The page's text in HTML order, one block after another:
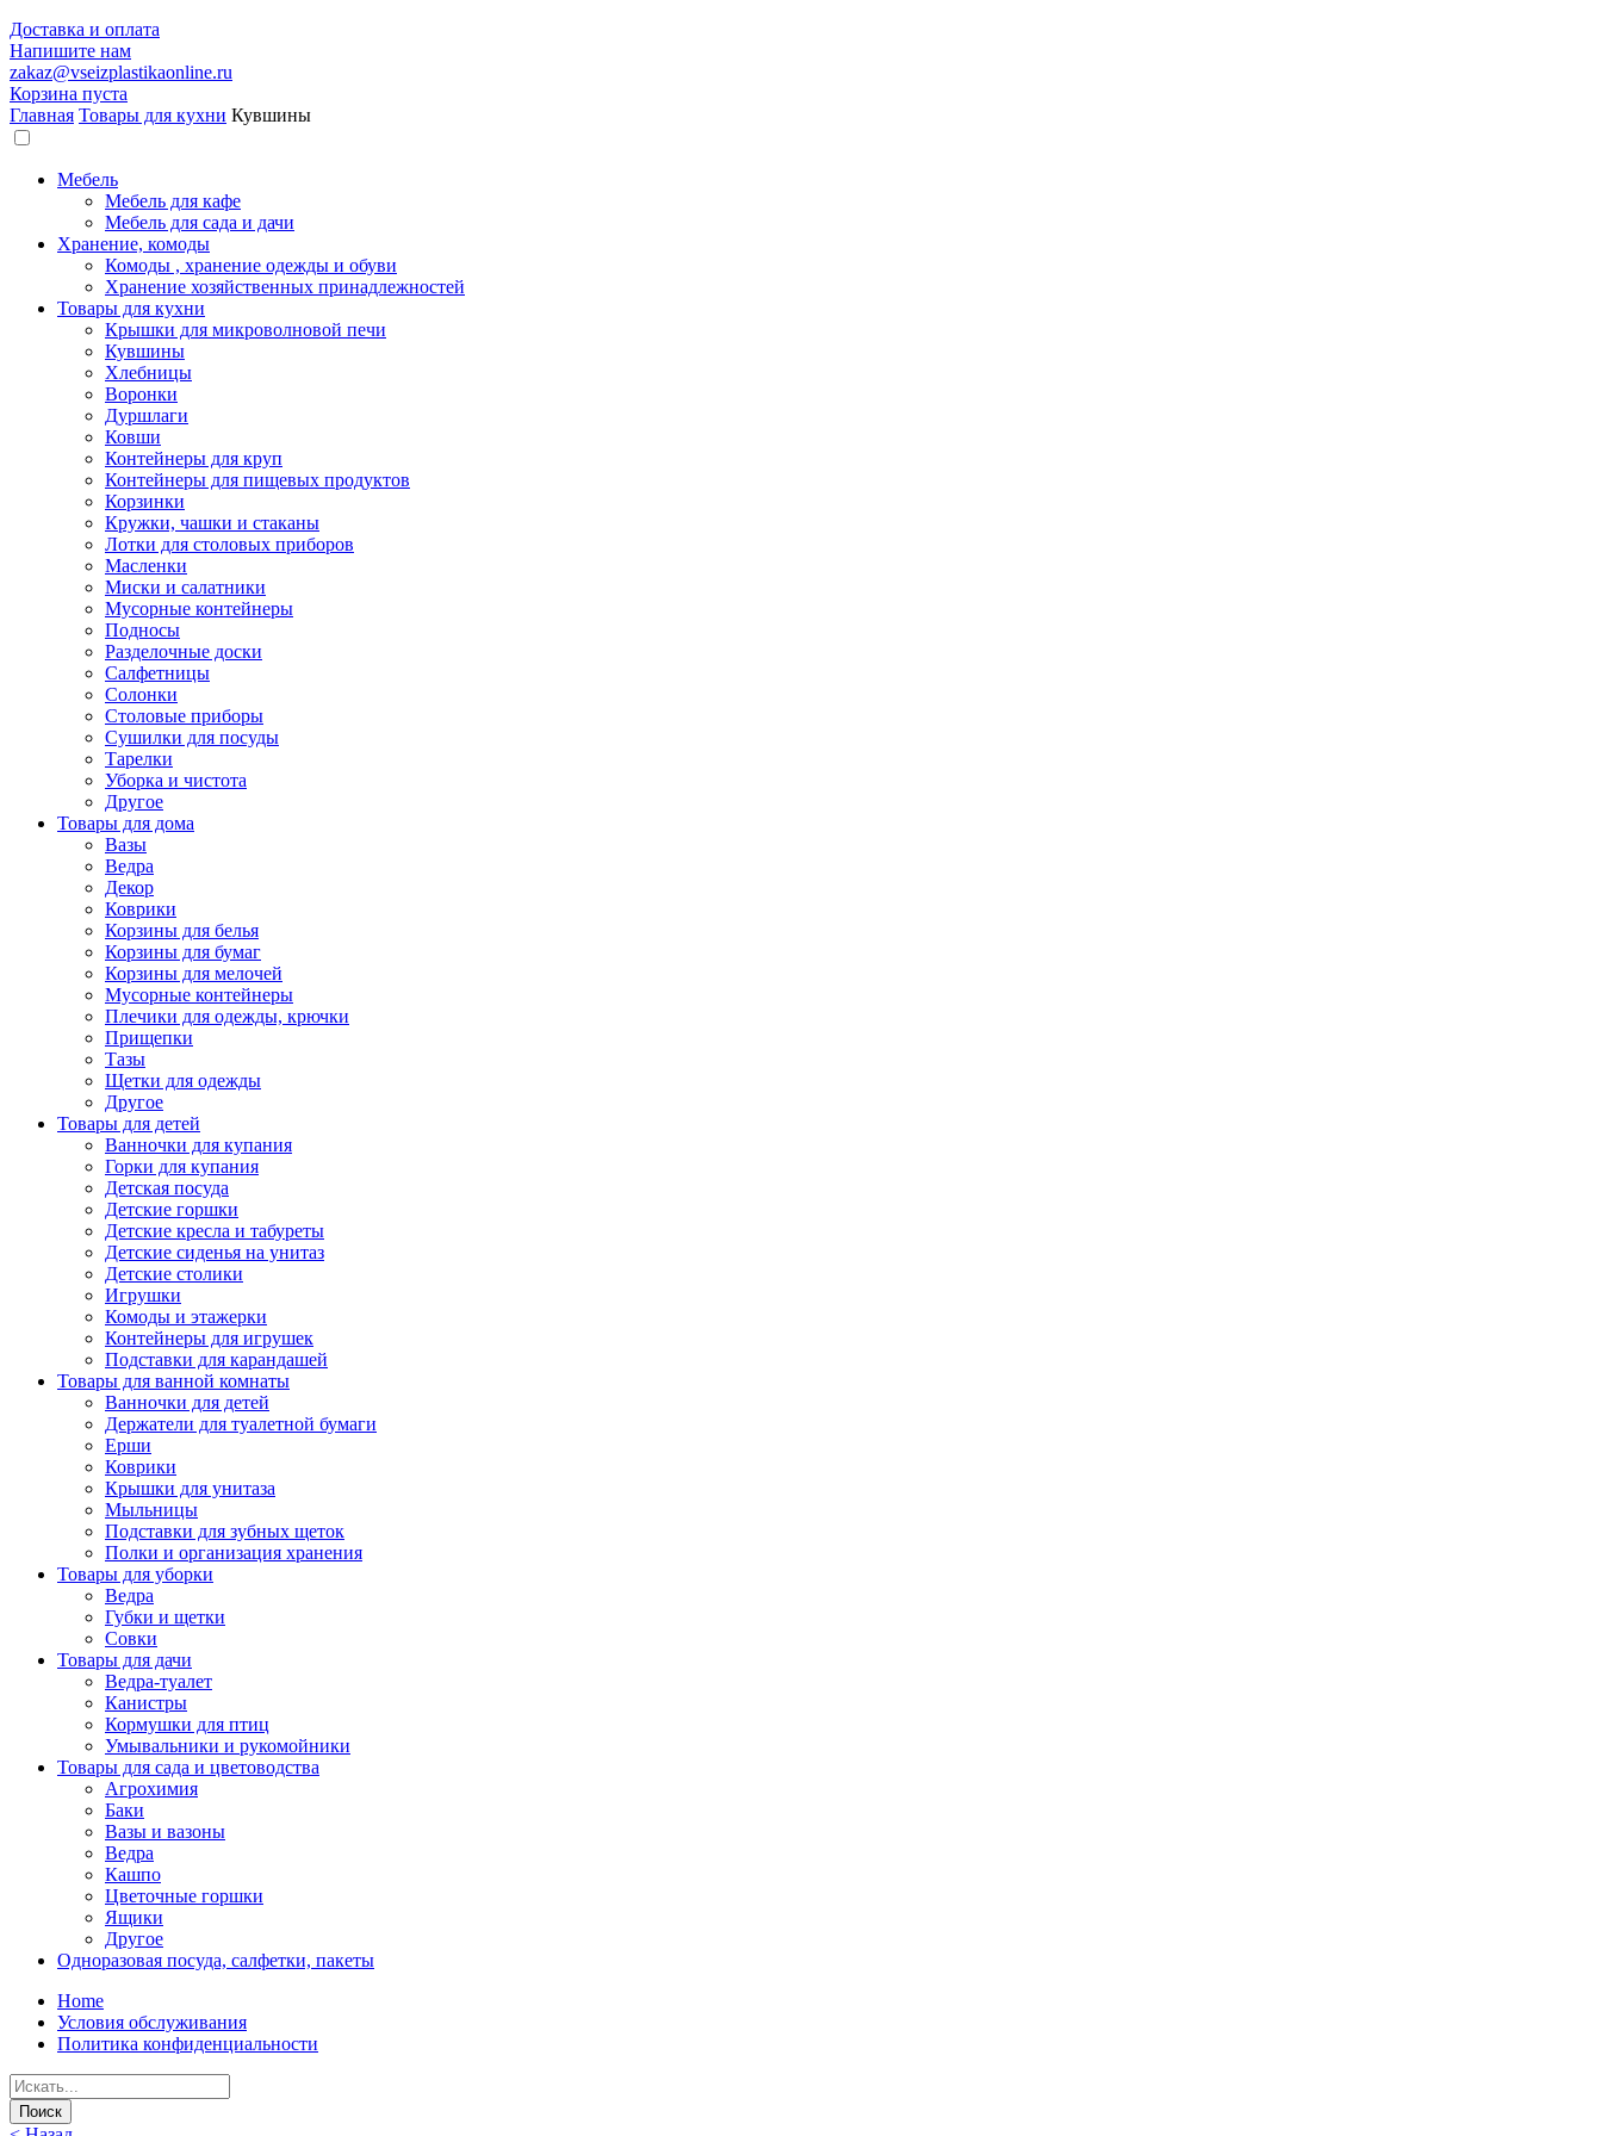
Доставка и оплата
Напишите нам
zakaz@vseizplastikaonline.ru
Корзина пуста
Главная Товары для кухни Кувшины
Мебель
Мебель для кафе
Мебель для сада и дачи
Хранение, комоды
Комоды , хранение одежды и обуви
Хранение хозяйственных принадлежностей
Товары для кухни
Крышки для микроволновой печи
Кувшины
Хлебницы
Воронки
Дуршлаги
Ковши
Контейнеры для круп
Контейнеры для пищевых продуктов
Корзинки
Кружки, чашки и стаканы
Лотки для столовых приборов
Масленки
Миски и салатники
Мусорные контейнеры
Подносы
Разделочные доски
Салфетницы
Солонки
Столовые приборы
Сушилки для посуды
Тарелки
Уборка и чистота
Другое
Товары для дома
Вазы
Ведра
Декор
Коврики
Корзины для белья
Корзины для бумаг
Корзины для мелочей
Мусорные контейнеры
Плечики для одежды, крючки
Прищепки
Тазы
Щетки для одежды
Другое
Товары для детей
Ванночки для купания
Горки для купания
Детская посуда
Детские горшки
Детские кресла и табуреты
Детские сиденья на унитаз
Детские столики
Игрушки
Комоды и этажерки
Контейнеры для игрушек
Подставки для карандашей
Товары для ванной комнаты
Ванночки для детей
Держатели для туалетной бумаги
Ерши
Коврики
Крышки для унитаза
Мыльницы
Подставки для зубных щеток
Полки и организация хранения
Товары для уборки
Ведра
Губки и щетки
Совки
Товары для дачи
Ведра-туалет
Канистры
Кормушки для птиц
Умывальники и рукомойники
Товары для сада и цветоводства
Агрохимия
Баки
Вазы и вазоны
Ведра
Кашпо
Цветочные горшки
Ящики
Другое
Одноразовая посуда, салфетки, пакеты
Home
Условия обслуживания
Политика конфиденциальности